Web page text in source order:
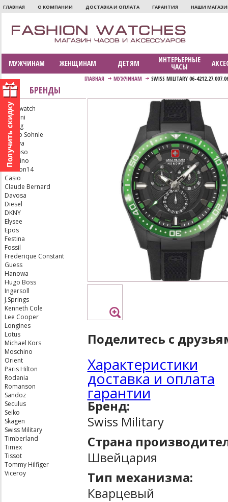
ГЛАВНАЯ О КОМПАНИИ ДОСТАВКА И ОПЛАТА ГАРАНТИЯ НАШИ
МУЖЧИНАМ ЖЕНЩИНАМ ДЕТЯМ ИНТЕРЬЕРНЫЕ
ЧАСЫ
ГЛАВНАЯ МУЖЧИНАМ SWISS MILITARY 06-
БРЕНДЫ
Aerowatch
Armani
Bering
Bruno Sohnle
Bulova
Calypso
Candino
Carbon14
Casio
Claude Bernard
Davosa
Diesel
DKNY
Elysee
Epos
Festina
Fossil
Frederique Constant
Guess
Hanowa
Hugo Boss
Ingersoll
J.Springs
Kenneth Cole
Lee Cooper
Longines
Lotus
Michael Kors
Moschino
Orient
Paris Hilton
Rodania
Romanson
Sandoz
Seculus
Seiko
Skagen
Swiss Military
Timberland
Timex
Tissot
Tommy Hilfiger
Viceroy
Поделитесь с
Характеристики
доставка и оплата
гарантии
Бренд:
Swiss Military
Страна
Швейцария
Тип механизма:
Кварцевый